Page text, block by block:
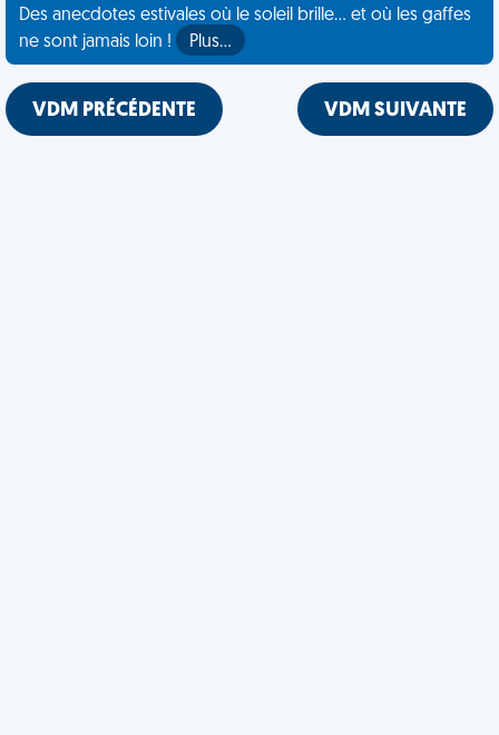
Des anecdotes estivales où le soleil brille... et où les gaffes
ne sont jamais loin !
Plus…
VDM PRÉCÉDENTE VDM SUIVANTE